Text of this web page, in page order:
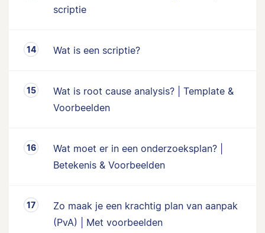
scriptie
Wat is een scriptie?
Wat is root cause analysis? | Template &
Voorbeelden
Wat moet er in een onderzoeksplan? |
Betekenis & Voorbeelden
Zo maak je een krachtig plan van aanpak
(PvA) | Met voorbeelden